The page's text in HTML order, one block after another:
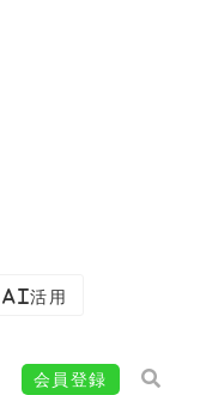
AI活用
会員登録